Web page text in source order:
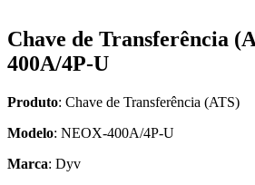
Chave de Transferência
400A/4P-U
Produto: Chave de Transferência (ATS)
Modelo: NEOX-400A/4P-U
Marca: Dyv